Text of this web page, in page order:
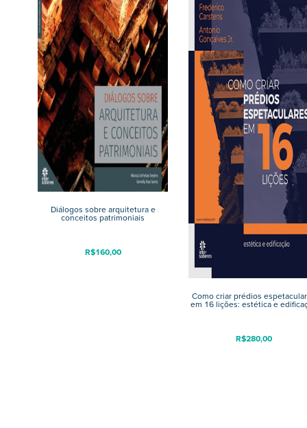
Diálogos sobre arquitetura e
conceitos patrimoniais
R$160,00
Como criar prédios
em 16 lições: estética e
R$280,00